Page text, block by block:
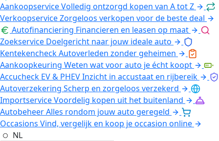
AankoopserviceVolledig ontzorgd kopen van A tot Z
VerkoopserviceZorgeloos verkopen voor de beste deal
Autofinanciering Financieren en leasen op maat
Zoekservice Doelgericht naar jouw ideale auto
KentekencheckAutoverleden zonder geheimen
Aankoopkeuring Weten wat voor auto je écht koopt
Accucheck EV & PHEVInzicht in accustaat en rijbereik
Autoverzekering Scherp en zorgeloos verzekerd
ImportserviceVoordelig kopen uit het buitenland
AutobeheerAlles rondom jouw auto geregeld
Occasions Vind, vergelijk en koop je occasion online
NL